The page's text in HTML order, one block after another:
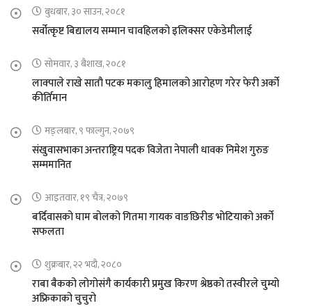
बुधबार, ३० साउन, २०८१
सर्वोत्कृष्ट बिद्यालय सम्मान चावहिलको इलिक्सर एकेडेमीलाई
सोमवार, ३ बैशाख, २०८१
लाक्पाले राखे सातौ पटक मकालु हिमालको आरोहण गरेर फेरी अर्को
कीर्तिमान
मङ्लबार, ९ फाल्गुन, २०७९
संखुवासभाका अन्तराष्ट्रिय पदक विजेता नेपाली धावक निमेश गुरुङ
सम्ममानित
आइतवार, १९ चैत्र, २०७९
बर्दिवासको घाम बोलको गितमा गायक वाङछिरीङ भोटियाको अर्को
सफलता
शुक्रबार, २२ भदौ, २०८०
राबा बैकको लोगोसंगै कार्यकारी प्रमुख किरण श्रेष्ठको तस्वीरले चुम्यो
अफ्रिकाको चुचुरो